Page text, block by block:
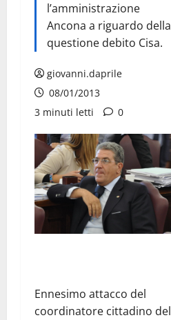
l’amministrazione
Ancona a riguardo della
questione debito Cisa.
giovanni.daprile
08/01/2013
3 minuti letti
0
Ennesimo attacco del
coordinatore cittadino del